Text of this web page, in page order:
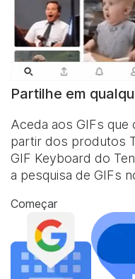
Partilhe em
Aceda aos GIFs que
partir dos produtos
GIF Keyboard do
a pesquisa de GIFs
Começar